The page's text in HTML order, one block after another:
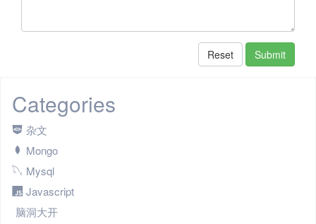
Reset Submit
Categories
杂文
Mongo
Mysql
Javascript
脑洞大开